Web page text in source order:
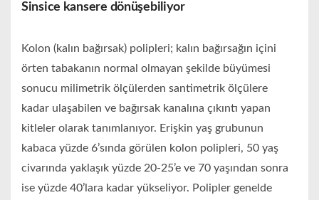
Sinsice kansere dönüşebiliyor
Kolon (kalın bağırsak) polipleri; kalın bağırsağın içini
örten tabakanın normal olmayan şekilde büyümesi
sonucu milimetrik ölçülerden santimetrik ölçülere
kadar ulaşabilen ve bağırsak kanalına çıkıntı yapan
kitleler olarak tanımlanıyor. Erişkin yaş grubunun
kabaca yüzde 6’sında görülen kolon polipleri, 50 yaş
civarında yaklaşık yüzde 20-25’e ve 70 yaşından sonra
ise yüzde 40’lara kadar yükseliyor. Polipler genelde